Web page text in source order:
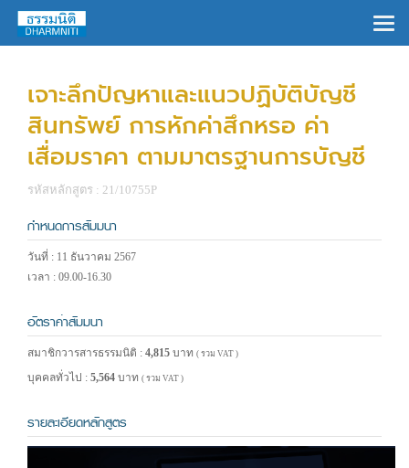
เจาะลึกปัญหาและแนวปฏิบัติบัญชี
สินทรัพย์ การหักค่าสึกหรอ ค่า
เสื่อมราคา ตามมาตรฐานการบัญชี
รหัสหลักสูตร : 21/10755P
กำหนดการสัมมนา
วันที่ : 11 ธันวาคม 2567
เวลา : 09.00-16.30
อัตราค่าสัมมนา
สมาชิกวารสารธรรมนิติ : 4,815 บาท ( รวม VAT )
บุคคลทั่วไป : 5,564 บาท ( รวม VAT )
รายละเอียดหลักสูตร
×